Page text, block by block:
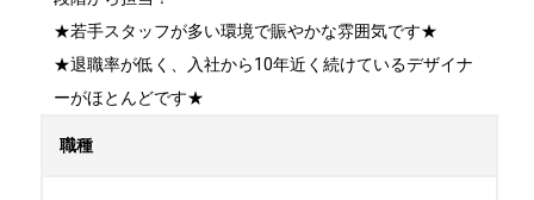
★若手スタッフが多い環境で賑やかな雰囲気です★
★退職率が低く、入社から10年近く続けているデザイナ
ーがほとんどです★
職種